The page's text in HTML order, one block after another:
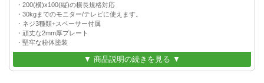
・200(横)x100(縦)の横長規格対応
・30kgまでのモニター/テレビに使えます。
・ネジ3種類+スペーサー付属
・頑丈な2mm厚プレート
・堅牢な粉体塗装
▼ 商品説明の続きを見る ▼